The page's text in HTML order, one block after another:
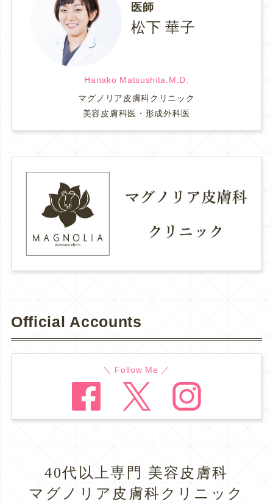
医師
松下 華子
Hanako Matsushita.M.D.
マグノリア皮膚科クリニック
美容皮膚科医・形成外科医
Official Accounts
＼ Follow Me ／
40代以上専門 美容皮膚科
マグノリア皮膚科クリニック